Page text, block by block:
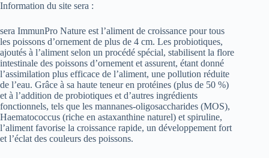
Information du site sera :
sera ImmunPro Nature est l’aliment de croissance pour tous
les poissons d’ornement de plus de 4 cm. Les probiotiques,
ajoutés à l’aliment selon un procédé spécial, stabilisent la flore
intestinale des poissons d’ornement et assurent, étant donné
l’assimilation plus efficace de l’aliment, une pollution réduite
de l’eau. Grâce à sa haute teneur en protéines (plus de 50 %)
et à l’addition de probiotiques et d’autres ingrédients
fonctionnels, tels que les mannanes-oligosaccharides (MOS),
Haematococcus (riche en astaxanthine naturel) et spiruline,
l’aliment favorise la croissance rapide, un développement fort
et l’éclat des couleurs des poissons.